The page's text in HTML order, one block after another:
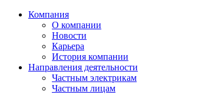
Компания
О компании
Новости
Карьера
История компании
Направления деятельности
Частным электрикам
Частным лицам